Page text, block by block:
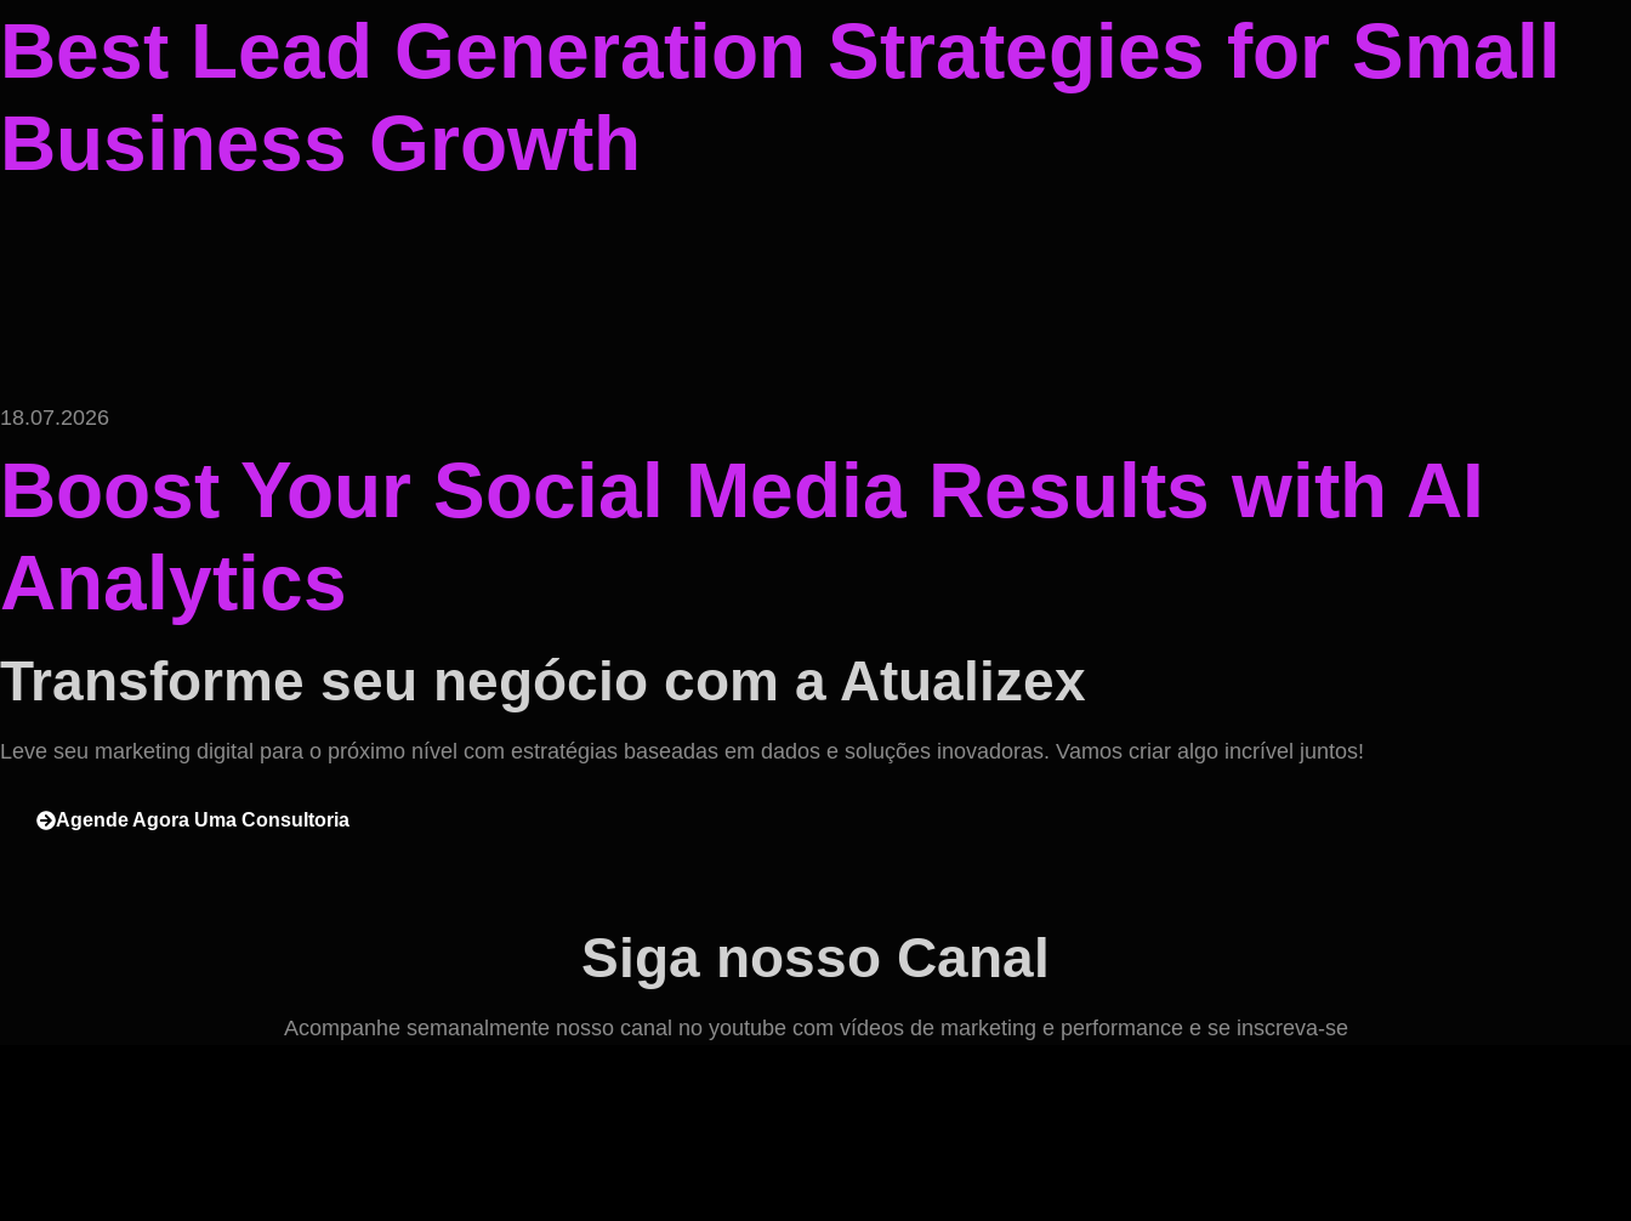
Best Lead Generation Strategies for Small
Business Growth
18.07.2026
Boost Your Social Media Results with AI
Analytics
Transforme seu negócio com a Atualizex
Leve seu marketing digital para o próximo nível com estratégias baseadas em dados e soluções inovadoras. Vamos criar algo incrível juntos!
Agende Agora Uma Consultoria
Siga nosso Canal
Acompanhe semanalmente nosso canal no youtube com vídeos de marketing e performance e se inscreva-se